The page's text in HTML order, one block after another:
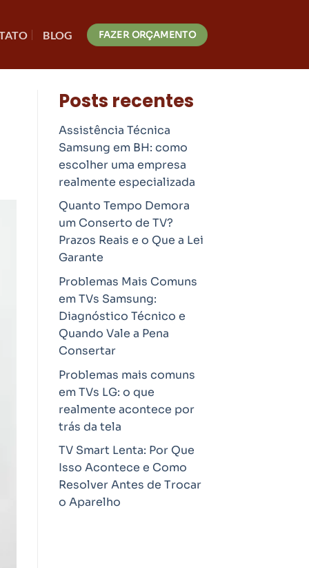
BLOG FAZER ORÇAMENTO
Posts recentes
Assistência Técnica
Samsung em BH: como
escolher uma empresa
realmente especializada
Quanto Tempo Demora
um Conserto de TV?
Prazos Reais e o Que a Lei
Garante
Problemas Mais Comuns
em TVs Samsung:
Diagnóstico Técnico e
Quando Vale a Pena
Consertar
Problemas mais comuns
em TVs LG: o que
realmente acontece por
trás da tela
TV Smart Lenta: Por Que
Isso Acontece e Como
Resolver Antes de Trocar
o Aparelho